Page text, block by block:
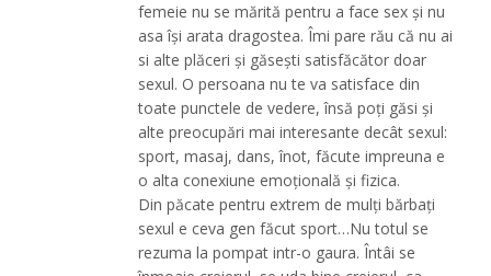
femeie nu se mărită pentru a face sex și nu
asa își arata dragostea. Îmi pare rău că nu ai
si alte plăceri și găsești satisfăcător doar
sexul. O persoana nu te va satisface din
toate punctele de vedere, însă poți găsi și
alte preocupări mai interesante decât sexul:
sport, masaj, dans, înot, făcute impreuna e
o alta conexiune emoțională și fizica.
Din păcate pentru extrem de mulți bărbați
sexul e ceva gen făcut sport…Nu totul se
rezuma la pompat intr-o gaura. Întâi se